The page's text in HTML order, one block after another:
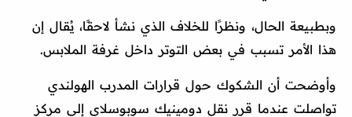
وبطبيعة الحال، ونظرًا للخلاف الذي نشأ لاحقًا، يُقال إن
هذا الأمر تسبب في بعض التوتر داخل غرفة الملابس.
وأوضحت أن الشكوك حول قرارات المدرب الهولندي
تواصلت عندما قرر نقل دومينيك سوبوسلاي إلى مركز